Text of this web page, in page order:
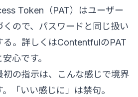
Token（PAT）はユーザー
ので、パスワードと同じ扱い
る。詳しくはContentfulのPAT
心です。
の指示は、こんな感じで境界
「いい感じに」は禁句。